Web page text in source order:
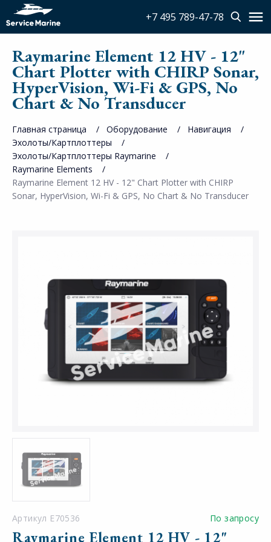
+7 495 789-47-78
Raymarine Element 12 HV - 12"
Chart Plotter with CHIRP Sonar,
HyperVision, Wi-Fi & GPS, No
Chart & No Transducer
Главная страница Оборудование
Навигация
Эхолоты/Картплоттеры
Эхолоты/Картплоттеры Raymarine
Raymarine Elements
Raymarine Element 12 HV - 12" Chart Plotter with CHIRP
Sonar, HyperVision, Wi-Fi & GPS, No Chart & No Transducer
Артикул E70536 По запросу
Raymarine Element 12 HV - 12"